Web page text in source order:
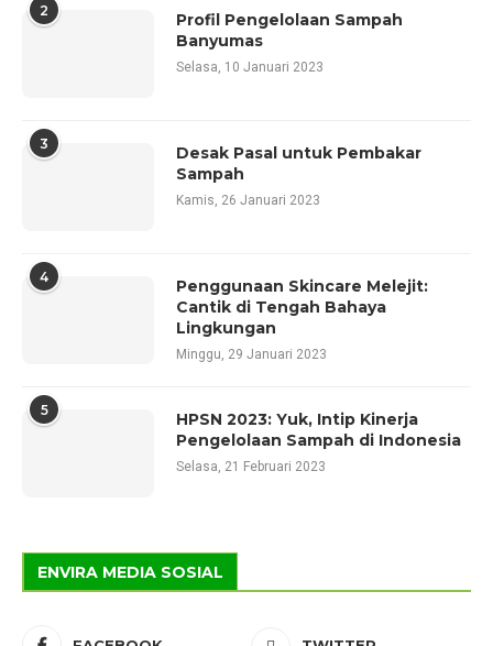
2
Profil Pengelolaan Sampah
Banyumas
Selasa, 10 Januari 2023
3
Desak Pasal untuk Pembakar
Sampah
Kamis, 26 Januari 2023
4
Penggunaan Skincare Melejit:
Cantik di Tengah Bahaya
Lingkungan
Minggu, 29 Januari 2023
5
HPSN 2023: Yuk, Intip Kinerja
Pengelolaan Sampah di Indonesia
Selasa, 21 Februari 2023
ENVIRA MEDIA SOSIAL